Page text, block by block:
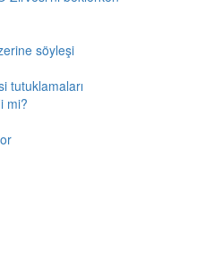
söyleşi
tutuklamaları
mi?